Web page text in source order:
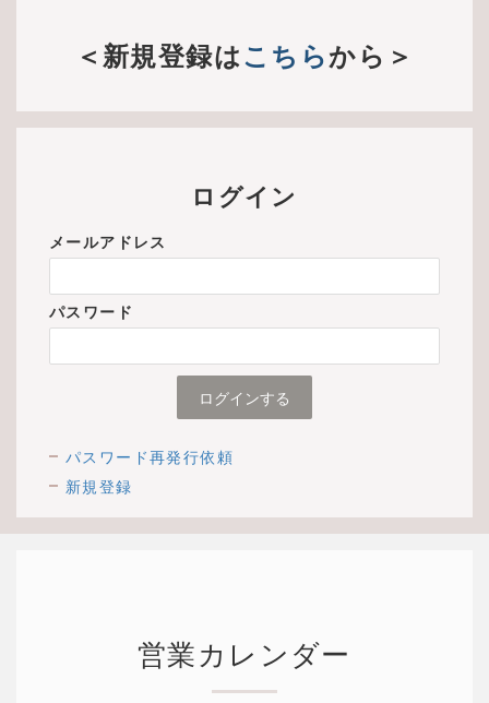
＜新規登録はこちらから＞
ログイン
メールアドレス
パスワード
パスワード再発行依頼
新規登録
営業カレンダー